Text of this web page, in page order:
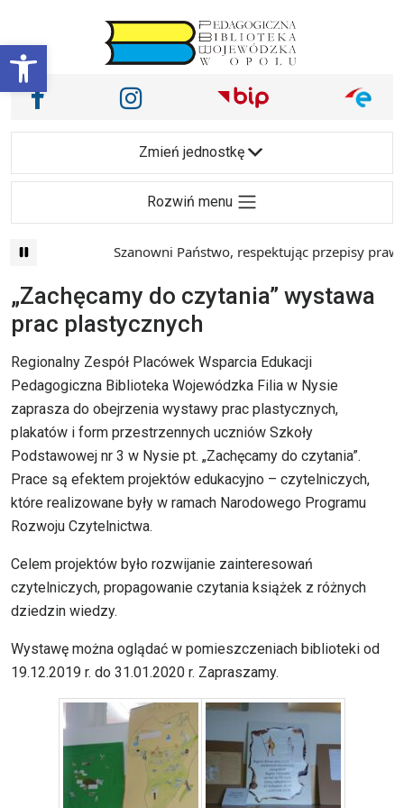
Otwórz pasek narzędzi
Main Navigation
Nasze media społecznościowe i inne
Facebook Instagram
Zmień jednostkę
Rozwiń menu
Szanowni Państwo, respektując przepisy prawa
„Zachęcamy do czytania” wystawa
prac plastycznych
Regionalny Zespół Placówek Wsparcia Edukacji
Pedagogiczna Biblioteka Wojewódzka Filia w Nysie
zaprasza do obejrzenia wystawy prac plastycznych,
plakatów i form przestrzennych uczniów Szkoły
Podstawowej nr 3 w Nysie pt. „Zachęcamy do czytania”.
Prace są efektem projektów edukacyjno – czytelniczych,
które realizowane były w ramach Narodowego Programu
Rozwoju Czytelnictwa.
Celem projektów było rozwijanie zainteresowań
czytelniczych, propagowanie czytania książek z różnych
dziedzin wiedzy.
Wystawę można oglądać w pomieszczeniach biblioteki od
19.12.2019 r. do 31.01.2020 r. Zapraszamy.